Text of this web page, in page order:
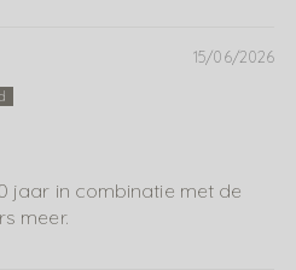
15/06/2026
jaar in combinatie met de
meer.